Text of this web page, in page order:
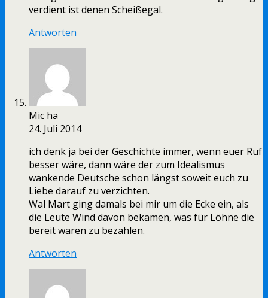
verdient ist denen Scheißegal.
Antworten
Mic ha
24. Juli 2014
ich denk ja bei der Geschichte immer, wenn euer Ruf
besser wäre, dann wäre der zum Idealismus
wankende Deutsche schon längst soweit euch zu
Liebe darauf zu verzichten.
Wal Mart ging damals bei mir um die Ecke ein, als
die Leute Wind davon bekamen, was für Löhne die
bereit waren zu bezahlen.
Antworten